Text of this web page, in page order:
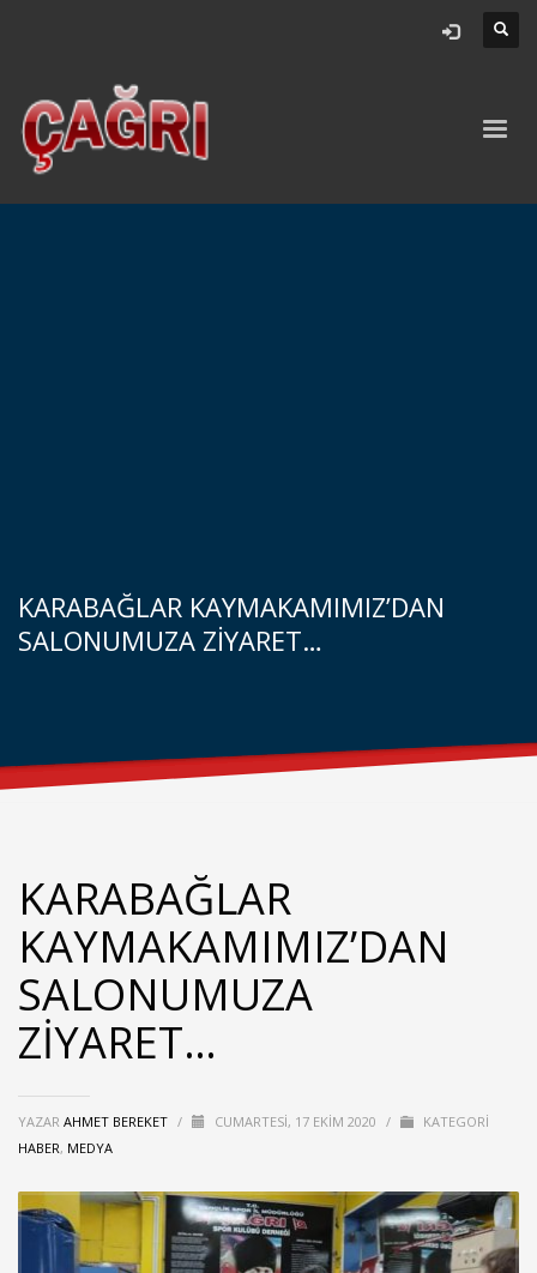
KARABAĞLAR KAYMAKAMIMIZ’DAN
SALONUMUZA ZİYARET…
KARABAĞLAR
KAYMAKAMIMIZ’DAN
SALONUMUZA
ZİYARET…
YAZAR AHMET BEREKET / CUMARTESI, 17 EKIM 2020 /
KATEGORI
HABER, MEDYA